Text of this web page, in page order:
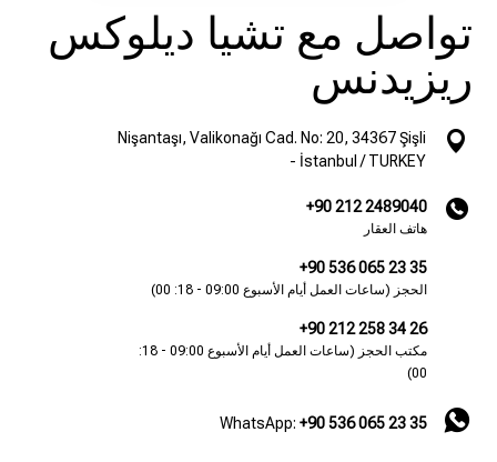
تواصل مع تشيا ديلوكس
ريزيدنس
Nişantaşı, Valikonağı Cad. No: 20, 34367 Şişli
- İstanbul / TURKEY
+90 212 2489040
هاتف العقار
+90 536 065 23 35
الحجز (ساعات العمل أيام الأسبوع 09:00 - 18: 00)
+90 212 258 34 26
مكتب الحجز (ساعات العمل أيام الأسبوع 09:00 - 18:
00)
WhatsApp: +90 536 065 23 35